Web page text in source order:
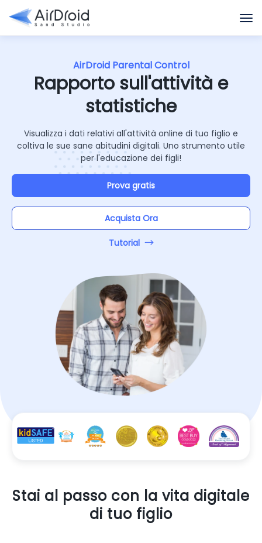
AirDroid Parental Control
Rapporto sull'attività e
statistiche
Visualizza i dati relativi all'attività online di tuo figlio e
coltiva le sue sane abitudini digitali. Uno strumento utile
per l'educazione dei figli!
Prova gratis
Acquista Ora
Tutorial
Stai al passo con la vita digitale
di tuo figlio